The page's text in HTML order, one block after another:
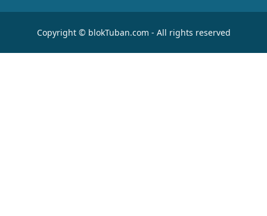
Copyright © blokTuban.com - All rights reserved